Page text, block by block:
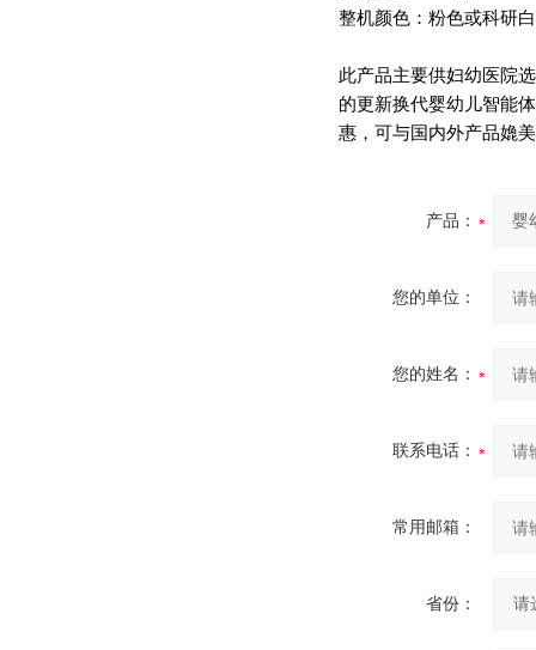
整机颜色：粉色或科研
此产品主要供妇幼医院
的更新换代婴幼儿智能
惠，可与国内外产品嫓
产品：
您的单位：
您的姓名：
联系电话：
常用邮箱：
省份：